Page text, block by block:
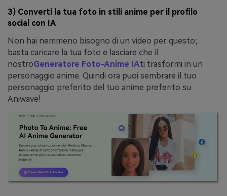
3) Converti la tua foto in stili anime per il profilo
social con IA
Non hai nemmeno bisogno di un video per questo;
basta caricare la tua foto e lasciare che il
nostroGeneratore Foto-Anime IAti trasformi in un
personaggio anime. Quindi ora puoi sembrare il tuo
personaggio preferito del tuo anime preferito su
Aniwave!